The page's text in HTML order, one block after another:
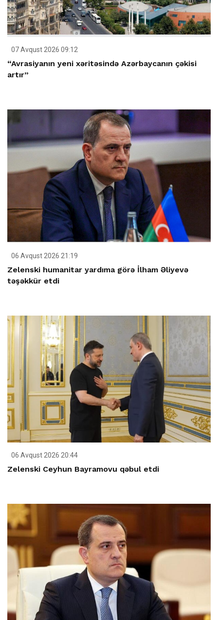
07 Avqust 2026 09:12
“Avrasiyanın yeni xəritəsində Azərbaycanın çəkisi
artır”
06 Avqust 2026 21:19
Zelenski humanitar yardıma görə İlham Əliyevə
təşəkkür etdi
06 Avqust 2026 20:44
Zelenski Ceyhun Bayramovu qəbul etdi